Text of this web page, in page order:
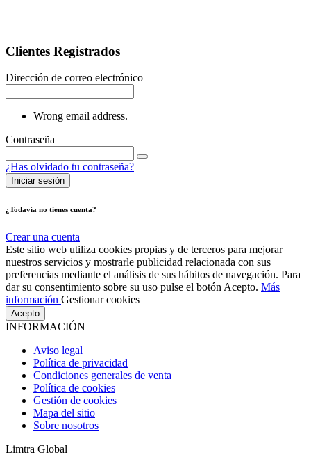
Clientes Registrados
Dirección de correo electrónico
Wrong email address.
Contraseña
¿Has olvidado tu contraseña?
Iniciar sesión
¿Todavía no tienes cuenta?
Crear una cuenta
Este sitio web utiliza cookies propias y de terceros para mejorar
nuestros servicios y mostrarle publicidad relacionada con sus
preferencias mediante el análisis de sus hábitos de navegación. Para
dar su consentimiento sobre su uso pulse el botón Acepto. Más
información Gestionar cookies
Acepto
INFORMACIÓN
Aviso legal
Política de privacidad
Condiciones generales de venta
Política de cookies
Gestión de cookies
Mapa del sitio
Sobre nosotros
Limtra Global